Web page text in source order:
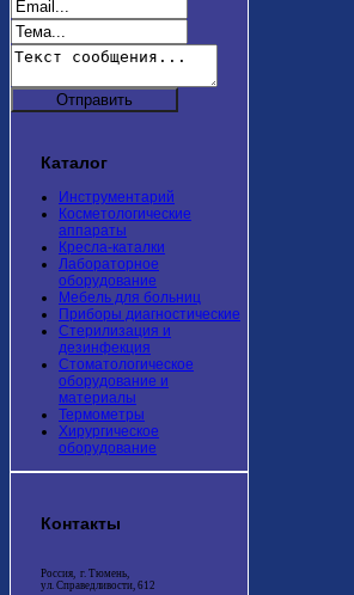
Каталог
Инструментарий
Косметологические
аппараты
Кресла-каталки
Лабораторное
оборудование
Мебель для больниц
Приборы диагностические
Стерилизация и
дезинфекция
Стоматологическое
оборудование и
материалы
Термометры
Хирургическое
оборудование
Контакты
Россия, г. Тюмень,
ул. Справедливости, 612